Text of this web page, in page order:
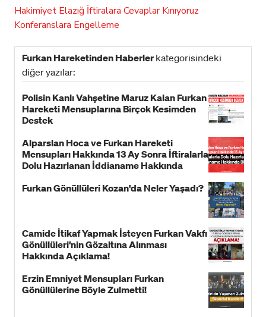
Hakimiyet Elazığ İftiralara Cevaplar Kınıyoruz
Konferanslara Engelleme
Furkan Hareketinden Haberlerkategorisindeki
diğer yazılar:
Polisin Kanlı Vahşetine Maruz Kalan Furkan
Hareketi Mensuplarına Birçok Kesimden
Destek
Alparslan Hoca ve Furkan Hareketi
Mensupları Hakkında 13 Ay Sonra İftiralarla
Dolu Hazırlanan İddianame Hakkında
Furkan Gönüllüleri Kozan'da Neler Yaşadı?
Camide İtikaf Yapmak İsteyen Furkan Vakfı
Gönüllüleri'nin Gözaltına Alınması
Hakkında Açıklama!
Erzin Emniyet Mensupları Furkan
Gönüllülerine Böyle Zulmetti!